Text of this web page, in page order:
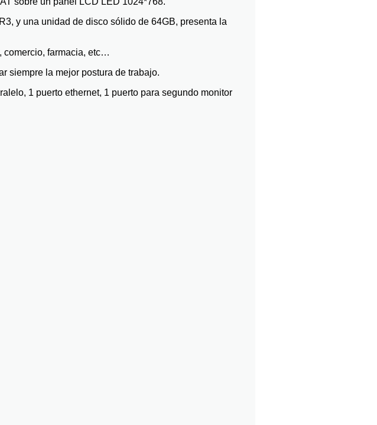
y una unidad de disco sólido de 64GB, presenta la
comercio, farmacia, etc…
siempre la mejor postura de trabajo.
1 puerto ethernet, 1 puerto para segundo monitor